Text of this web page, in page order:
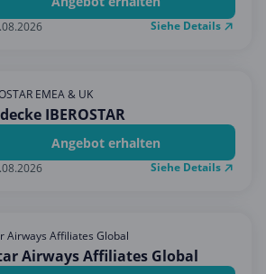
Siehe Details
EMEA & UK
IBEROSTAR
Angebot erhalten
Siehe Details
Airways Affiliates Global
Airways Affiliates Global